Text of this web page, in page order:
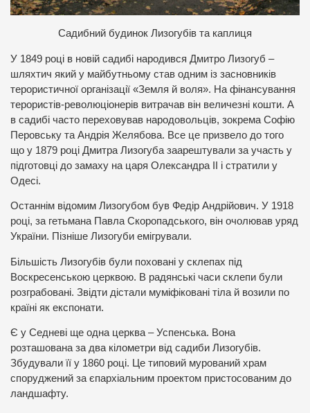
Садибний будинок Лизогубів та каплиця
У 1849 році в новій садибі народився Дмитро Лизогуб –
шляхтич який у майбутньому став одним із засновників
терористичної організації «Земля й воля». На фінансування
терористів-революціонерів витрачав він величезні кошти. А
в садибі часто переховував народовольців, зокрема Софію
Перовську та Андрія Желябова. Все це призвело до того
що у 1879 році Дмитра Лизогуба заарештували за участь у
підготовці до замаху на царя Олександра ІІ і стратили у
Одесі.
Останнім відомим Лизогубом був Федір Андрійович. У 1918
році, за гетьмана Павла Скоропадського, він очолював уряд
України. Пізніше Лизогуби емігрували.
Більшість Лизогубів були поховані у склепах під
Воскресенською церквою. В радянські часи склепи були
розграбовані. Звідти дістали муміфіковані тіла й возили по
країні як експонати.
Є у Седневі ще одна церква – Успенська. Вона
розташована за два кілометри від садиби Лизогубів.
Збудували її у 1860 році. Це типовий мурований храм
споруджений за єпархіальним проектом пристосованим до
ландшафту.